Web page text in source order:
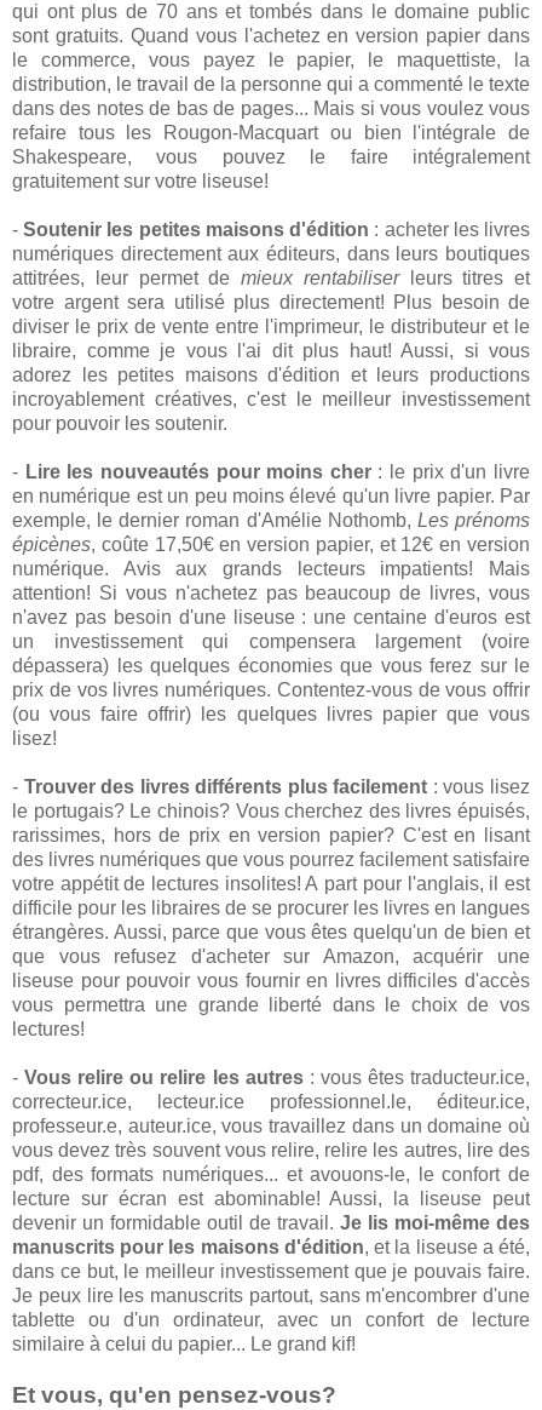
qui ont plus de 70 ans et tombés dans le domaine public
sont gratuits. Quand vous l'achetez en version papier dans
le commerce, vous payez le papier, le maquettiste, la
distribution, le travail de la personne qui a commenté le texte
dans des notes de bas de pages... Mais si vous voulez vous
refaire tous les Rougon-Macquart ou bien l'intégrale de
Shakespeare, vous pouvez le faire intégralement
gratuitement sur votre liseuse!
-Soutenir les petites maisons d'édition : acheter les livres
numériques directement aux éditeurs, dans leurs boutiques
attitrées, leur permet de mieux rentabiliserleurs titres et
votre argent sera utilisé plus directement! Plus besoin de
diviser le prix de vente entre l'imprimeur, le distributeur et le
libraire, comme je vous l'ai dit plus haut! Aussi, si vous
adorez les petites maisons d'édition et leurs productions
incroyablement créatives, c'est le meilleur investissement
pour pouvoir les soutenir.
- Lire les nouveautés pour moins cher: le prix d'un livre
en numérique est un peu moins élevé qu'un livre papier. Par
exemple, le dernier roman d'Amélie Nothomb, Les prénoms
épicènes, coûte 17,50€ en version papier, et 12€ en version
numérique. Avis aux grands lecteurs impatients! Mais
attention! Si vous n'achetez pas beaucoup de livres, vous
n'avez pas besoin d'une liseuse : une centaine d'euros est
un investissement qui compensera largement (voire
dépassera) les quelques économies que vous ferez sur le
prix de vos livres numériques. Contentez-vous de vous offrir
(ou vous faire offrir) les quelques livres papier que vous
lisez!
- Trouver des livres différents plus facilement : vous lisez
le portugais? Le chinois? Vous cherchez des livres épuisés,
rarissimes, hors de prix en version papier? C'est en lisant
des livres numériques que vous pourrez facilement satisfaire
votre appétit de lectures insolites! A part pour l'anglais, il est
difficile pour les libraires de se procurer les livres en langues
étrangères. Aussi, parce que vous êtes quelqu'un de bien et
que vous refusez d'acheter sur Amazon, acquérir une
liseuse pour pouvoir vous fournir en livres difficiles d'accès
vous permettra une grande liberté dans le choix de vos
lectures!
-Vous relire ou relire les autres: vous êtes traducteur.ice,
correcteur.ice, lecteur.ice professionnel.le, éditeur.ice,
professeur.e, auteur.ice, vous travaillez dans un domaine où
vous devez très souvent vous relire, relire les autres, lire des
pdf, des formats numériques... et avouons-le, le confort de
lecture sur écran est abominable! Aussi, la liseuse peut
devenir un formidable outil de travail. Je lis moi-même des
manuscrits pour les maisons d'édition, et la liseuse a été,
dans ce but, le meilleur investissement que je pouvais faire.
Je peux lire les manuscrits partout, sans m'encombrer d'une
tablette ou d'un ordinateur, avec un confort de lecture
similaire à celui du papier... Le grand kif!
Et vous, qu'en pensez-vous?